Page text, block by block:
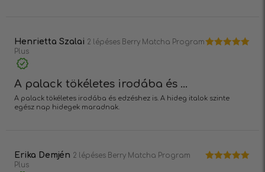
Henrietta Szalai 2 lépéses Berry Matcha Program
Plus
A palack tökéletes irodába és ...
A palack tökéletes irodába és edzéshez is. A hideg italok szinte
egész nap hidegek maradnak.
Erika Demjén 2 lépéses Berry Matcha Program
Plus